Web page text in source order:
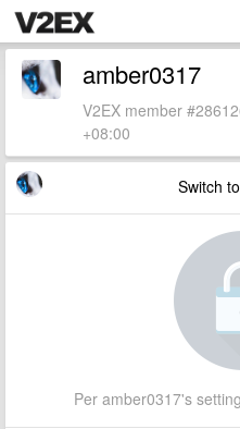
amber0317
V2EX member
+08:00
Switch
Per amber0317's